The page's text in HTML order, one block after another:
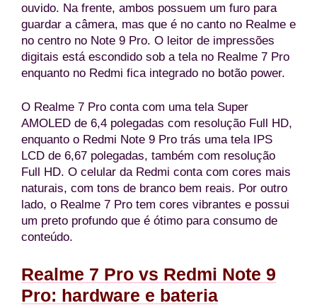
ouvido. Na frente, ambos possuem um furo para
guardar a câmera, mas que é no canto no Realme e
no centro no Note 9 Pro. O leitor de impressões
digitais está escondido sob a tela no Realme 7 Pro
enquanto no Redmi fica integrado no botão power.
O Realme 7 Pro conta com uma tela Super
AMOLED de 6,4 polegadas com resolução Full HD,
enquanto o Redmi Note 9 Pro trás uma tela IPS
LCD de 6,67 polegadas, também com resolução
Full HD. O celular da Redmi conta com cores mais
naturais, com tons de branco bem reais. Por outro
lado, o Realme 7 Pro tem cores vibrantes e possui
um preto profundo que é ótimo para consumo de
conteúdo.
Realme 7 Pro vs Redmi Note 9
Pro: hardware e bateria